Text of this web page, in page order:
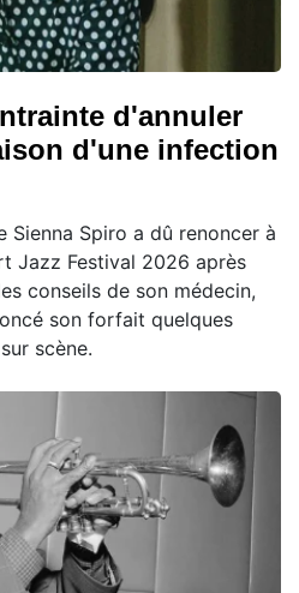
d'annuler
d'une infection
Sienna Spiro a dû renoncer à
Jazz Festival 2026 après
conseils de son médecin,
son forfait quelques
scène.